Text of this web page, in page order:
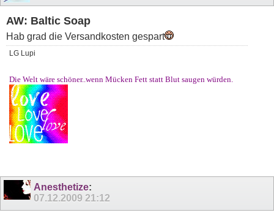
AW: Baltic Soap
Hab grad die Versandkosten gespart
LG Lupi
Die Welt wäre schöner..wenn Mücken Fett statt Blut saugen würden.
Anesthetize:
07.12.2009 21:12